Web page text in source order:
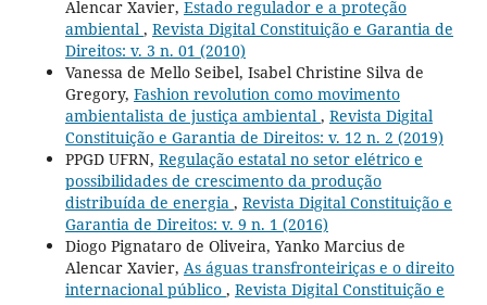
Alencar Xavier, Estado regulador e a proteção
ambiental , Revista Digital Constituição e Garantia de
Direitos: v. 3 n. 01 (2010)
Vanessa de Mello Seibel, Isabel Christine Silva de
Gregory, Fashion revolution como movimento
ambientalista de justiça ambiental , Revista Digital
Constituição e Garantia de Direitos: v. 12 n. 2 (2019)
PPGD UFRN, Regulação estatal no setor elétrico e
possibilidades de crescimento da produção
distribuída de energia , Revista Digital Constituição e
Garantia de Direitos: v. 9 n. 1 (2016)
Diogo Pignataro de Oliveira, Yanko Marcius de
Alencar Xavier, As águas transfronteiriças e o direito
internacional público , Revista Digital Constituição e